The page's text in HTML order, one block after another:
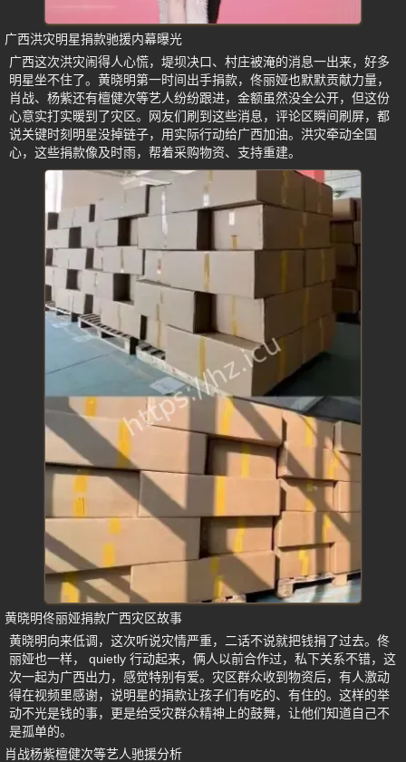
广西洪灾明星捐款驰援内幕曝光
广西这次洪灾闹得人心慌，堤坝决口、村庄被淹的消息一出来，好多
明星坐不住了。黄晓明第一时间出手捐款，佟丽娅也默默贡献力量，
肖战、杨紫还有檀健次等艺人纷纷跟进，金额虽然没全公开，但这份
心意实打实暖到了灾区。网友们刷到这些消息，评论区瞬间刷屏，都
说关键时刻明星没掉链子，用实际行动给广西加油。洪灾牵动全国
心，这些捐款像及时雨，帮着采购物资、支持重建。
黄晓明佟丽娅捐款广西灾区故事
黄晓明向来低调，这次听说灾情严重，二话不说就把钱捐了过去。佟
丽娅也一样， quietly 行动起来，俩人以前合作过，私下关系不错，这
次一起为广西出力，感觉特别有爱。灾区群众收到物资后，有人激动
得在视频里感谢，说明星的捐款让孩子们有吃的、有住的。这样的举
动不光是钱的事，更是给受灾群众精神上的鼓舞，让他们知道自己不
是孤单的。
肖战杨紫檀健次等艺人驰援分析